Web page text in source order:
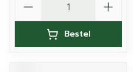
Bestel